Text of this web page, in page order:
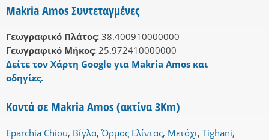
Makria Amos Συντεταγμένες
Γεωγραφικό Πλάτος: 38.400910000000
Γεωγραφικό Μήκος: 25.972410000000
Δείτε τον Χάρτη Google για Makria Amos και
οδηγίες.
Κοντά σε Makria Amos (ακτίνα 3Km)
Eparchía Chíou, Βίγλα,Όρμος Ελίντας, Μετόχι, Tighani,